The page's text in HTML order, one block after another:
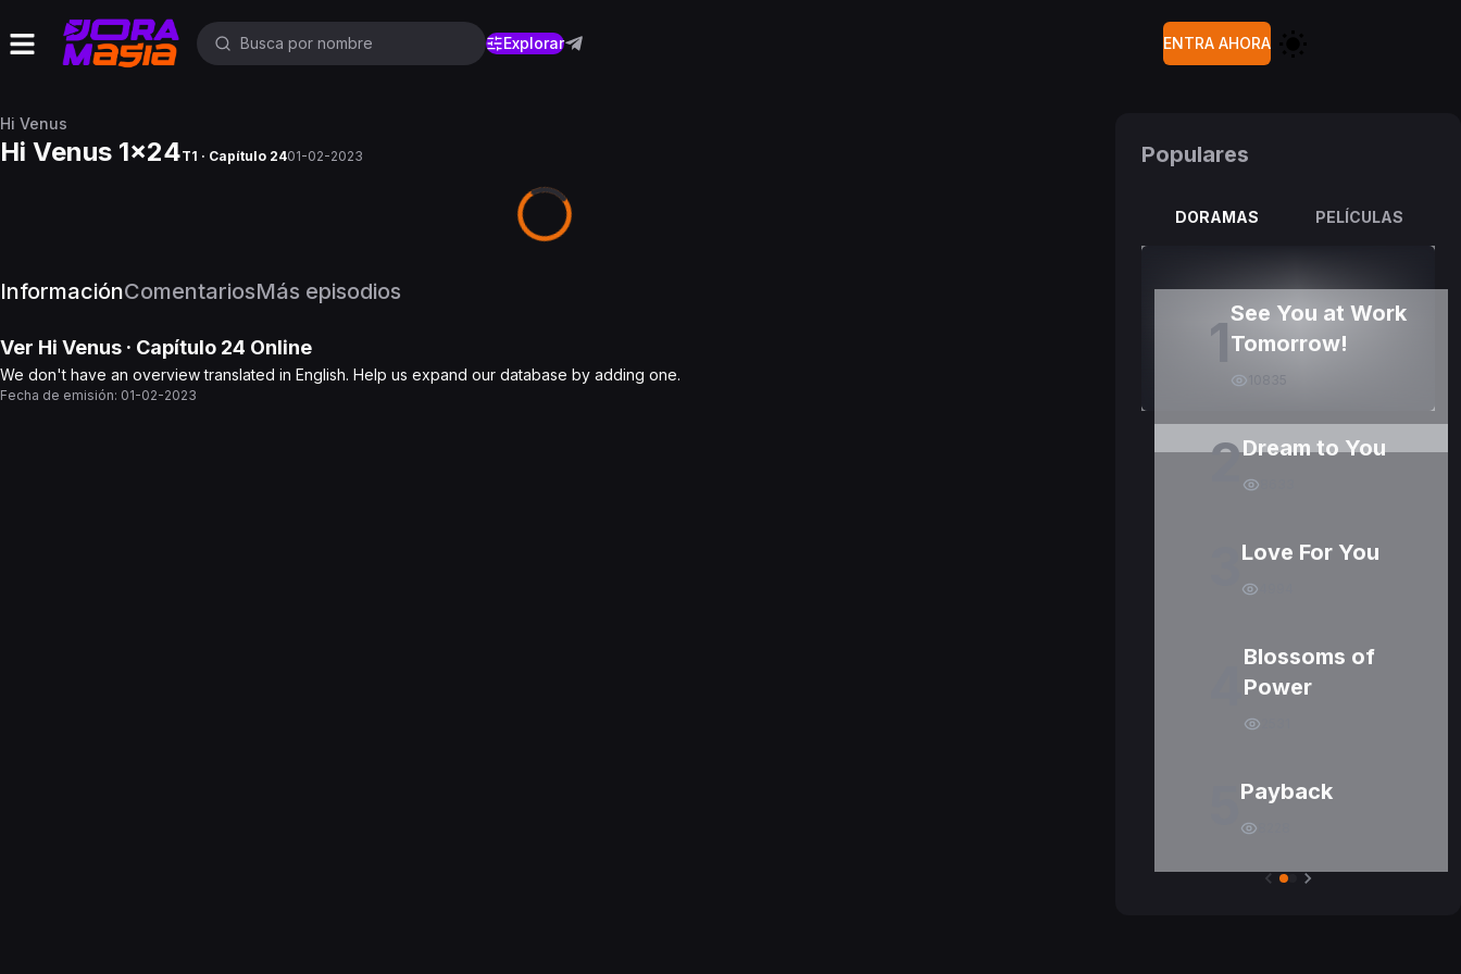
Explorar ENTRA AHORA
Hi Venus
Hi Venus 1x24T1 · Capítulo 2401-02-2023
InformaciónComentariosMás episodios
Ver Hi Venus · Capítulo 24 Online
We don't have an overview translated in English. Help us expand our database by adding one.
Fecha de emisión: 01-02-2023
Populares
DORAMAS PELÍCULAS
1See You at Work
Tomorrow!
2Dream to You
Love For You
Blossoms of
Power
Payback